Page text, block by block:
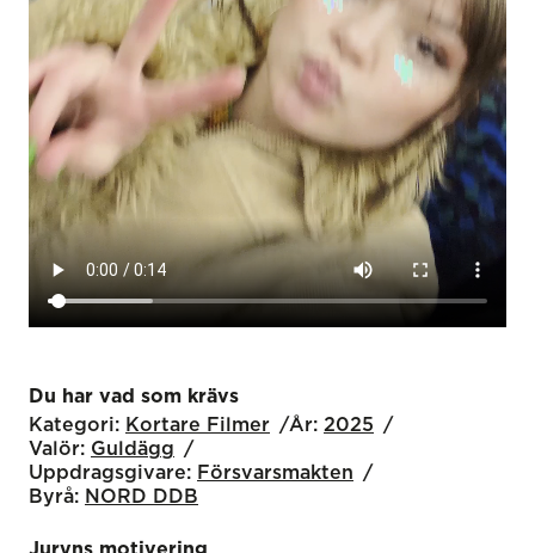
Du har vad som krävs
Kategori: Kortare Filmer År: 2025
Valör: Guldägg
Uppdragsgivare: Försvarsmakten
Byrå: NORD DDB
Juryns motivering